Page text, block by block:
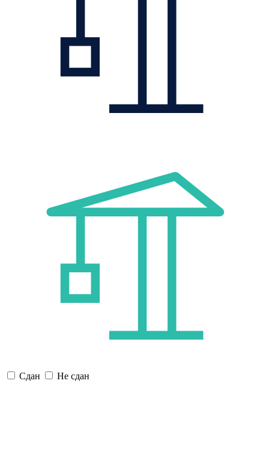
Сдан Не сдан